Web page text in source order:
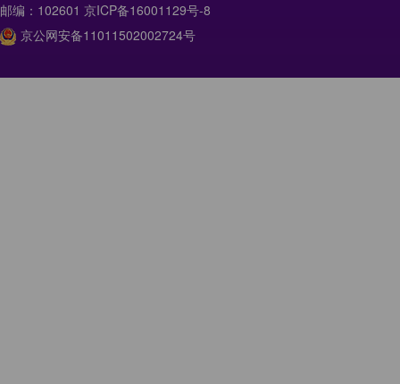
邮编：102601 京ICP备16001129号-8
京公网安备11011502002724号